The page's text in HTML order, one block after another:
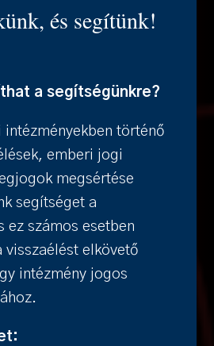
és segítünk!
a segítségünkre?
történő
emberi jogi
megsértése
segítséget a
ez számos esetben
visszaélést elkövető
intézmény jogos